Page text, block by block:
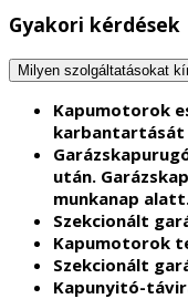
Gyakori kérdések
Milyen szolgáltatásokat
Kapumotorok
karbantartását
után.
munkanap
Szekcionált
Kapumotorok
Szekcionált
Kapunyitó-